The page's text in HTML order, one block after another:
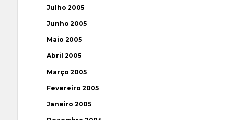
Julho 2005
Junho 2005
Maio 2005
Abril 2005
Março 2005
Fevereiro 2005
Janeiro 2005